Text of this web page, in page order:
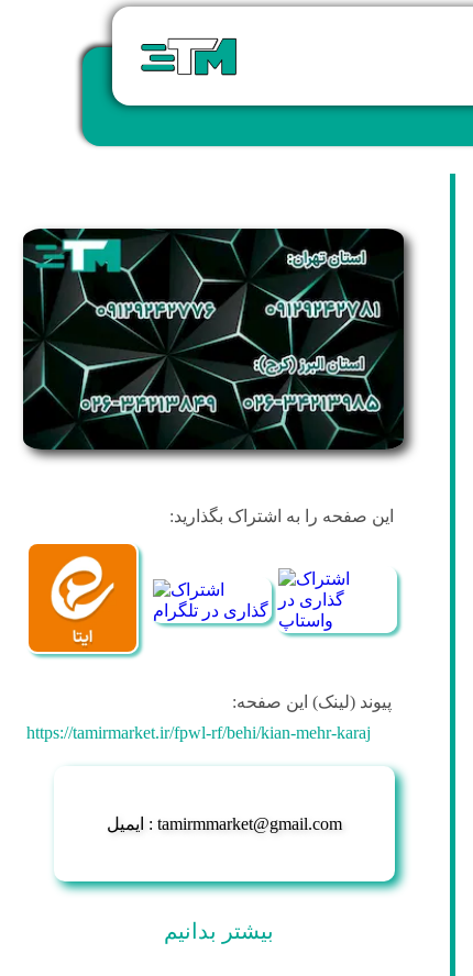
این صفحه را به اشتراک بگذارید:
پیوند (لینک) این صفحه:
https://tamirmarket.ir/fpwl-rf/behi/kian-mehr-karaj
ایمیل : tamirmmarket@gmail.com
بیشتر بدانیم